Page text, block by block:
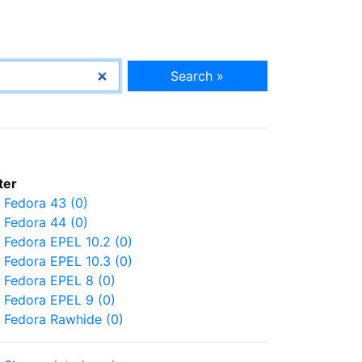
Search »
Fedora 43 (0)
Fedora 44 (0)
Fedora EPEL 10.2 (0)
Fedora EPEL 10.3 (0)
Fedora EPEL 8 (0)
Fedora EPEL 9 (0)
Fedora Rawhide (0)